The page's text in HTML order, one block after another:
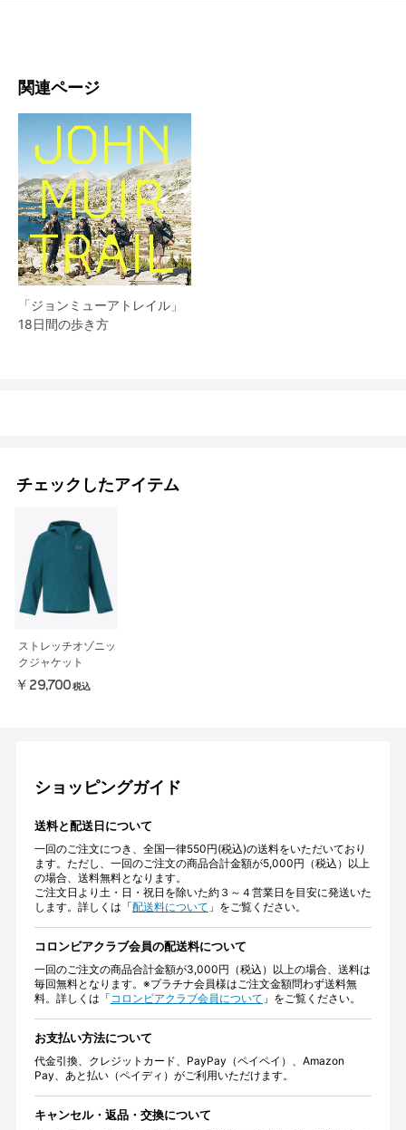
関連ページ
「ジョンミューアトレイル」
18日間の歩き方
チェックしたアイテム
ストレッチオゾニッ
クジャケット
￥29,700 税込
ショッピングガイド
送料と配送日について
一回のご注文につき、全国一律550円(税込)の送料をいただいており
ます。ただし、一回のご注文の商品合計金額が5,000円（税込）以上
の場合、送料無料となります。
ご注文日より土・日・祝日を除いた約３～４営業日を目安に発送いた
します。詳しくは「配送料について 」をご覧ください。
コロンビアクラブ会員の配送料について
一回のご注文の商品合計金額が3,000円（税込）以上の場合、送料は
毎回無料となります。※プラチナ会員様はご注文金額問わず送料無
料。詳しくは「コロンビアクラブ会員について 」をご覧ください。
お支払い方法について
代金引換、クレジットカード、PayPay（ペイペイ）、Amazon
Pay、あと払い（ペイディ）がご利用いただけます。
キャンセル・返品・交換について